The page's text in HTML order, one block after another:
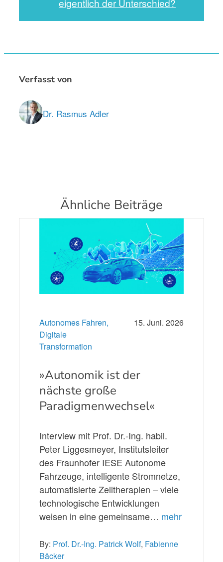
Verfasst von
Dr. Rasmus Adler
Ähnliche Beiträge
Autonomes Fahren,
Digitale
Transformation
15. Juni. 2026
»Autonomik ist der
nächste große
Paradigmenwechsel«
Interview mit Prof. Dr.-Ing. habil.
Peter Liggesmeyer, Institutsleiter
des Fraunhofer IESE Autonome
Fahrzeuge, intelligente Stromnetze,
automatisierte Zelltherapien – viele
technologische Entwicklungen
weisen in eine gemeinsame… mehr
By: Prof. Dr.-Ing. Patrick Wolf, Fabienne
Bäcker